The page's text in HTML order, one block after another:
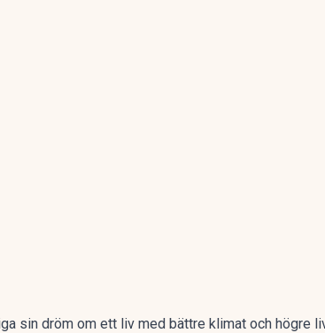
sin dröm om ett liv med bättre klimat och högre